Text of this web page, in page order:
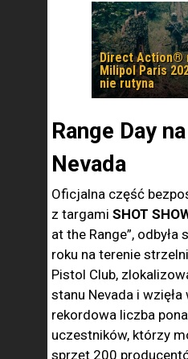
Direct Action®
Milipol Paris
nie rutyna
Range Day
Nevada
Oficjalna część
z targami SHOT
at the Range”,
roku na terenie
Pistol Club,
stanu Nevada i wzięła
rekordowa liczba
uczestników, którzy
sprzęt 200